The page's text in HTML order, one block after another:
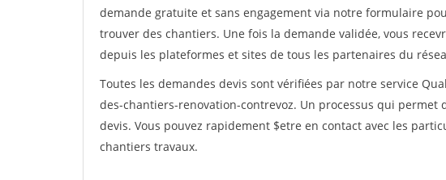
demande gratuite et sans engagement via notre formulaire
trouver des chantiers. Une fois la demande validée, vous
depuis les plateformes et sites de tous les partenaires du
Toutes les demandes devis sont vérifiées par notre service
des-chantiers-renovation-contrevoz. Un processus qui permet
devis. Vous pouvez rapidement $etre en contact avec les
chantiers travaux.